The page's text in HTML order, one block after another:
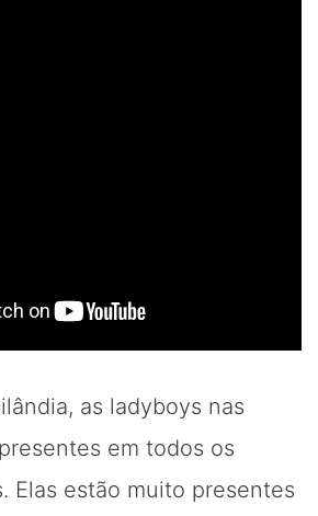
as ladyboys nas
em todos os
Elas estão muito presentes